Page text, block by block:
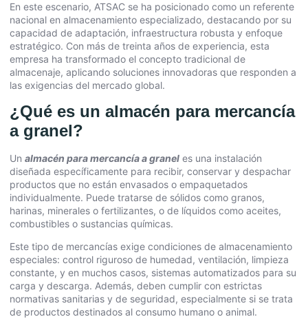
En este escenario, ATSAC se ha posicionado como un referente
nacional en almacenamiento especializado, destacando por su
capacidad de adaptación, infraestructura robusta y enfoque
estratégico. Con más de treinta años de experiencia, esta
empresa ha transformado el concepto tradicional de
almacenaje, aplicando soluciones innovadoras que responden a
las exigencias del mercado global.
¿Qué es un almacén para mercancía
a granel?
Un almacén para mercancía a granel es una instalación
diseñada específicamente para recibir, conservar y despachar
productos que no están envasados o empaquetados
individualmente. Puede tratarse de sólidos como granos,
harinas, minerales o fertilizantes, o de líquidos como aceites,
combustibles o sustancias químicas.
Este tipo de mercancías exige condiciones de almacenamiento
especiales: control riguroso de humedad, ventilación, limpieza
constante, y en muchos casos, sistemas automatizados para su
carga y descarga. Además, deben cumplir con estrictas
normativas sanitarias y de seguridad, especialmente si se trata
de productos destinados al consumo humano o animal.